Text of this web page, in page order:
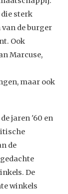
sterk
de burger
Ook
Marcuse,
maar ook
jaren '60 en
de
De
winkels